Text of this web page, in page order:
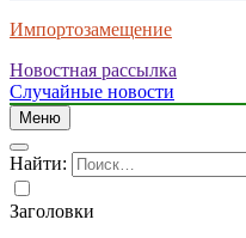
Импортозамещение
Новостная рассылка
Случайные новости
Меню
Найти:
Заголовки